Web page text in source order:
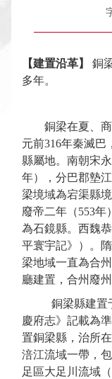
【建置沿革】 銅
多年。
銅梁在夏、
元前316年秦滅巴 ，
縣屬地。 南朝宋
年），分巴郡墊
梁境域為宕渠縣境
廢帝二年（553年
為石鏡縣。 西魏
平寰宇記》）。
梁地域一直為合
廳建置，合州廢
銅梁縣建置
慶府志》記載為
置銅梁縣 ，治所
涪江流域一帶，
足區大足川流域